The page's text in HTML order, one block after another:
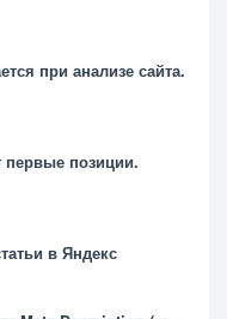
при анализе сайта.
первые позиции.
в Яндекс